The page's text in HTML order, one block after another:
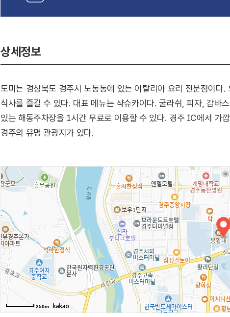
상세정보
도미는 경상북도 경주시 노동동에 있는 이탈리아 요리 전문점이
식사를 즐길 수 있다. 대표 메뉴는 샥슈카이다. 굴라쉬, 피자, 감바
있는 해동주차장을 1시간 무료로 이용할 수 있다. 경주 IC에서 가
경주의 유명 관광지가 있다.
250m